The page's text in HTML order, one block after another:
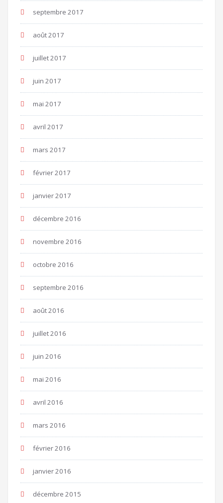
septembre 2017
août 2017
juillet 2017
juin 2017
mai 2017
avril 2017
mars 2017
février 2017
janvier 2017
décembre 2016
novembre 2016
octobre 2016
septembre 2016
août 2016
juillet 2016
juin 2016
mai 2016
avril 2016
mars 2016
février 2016
janvier 2016
décembre 2015